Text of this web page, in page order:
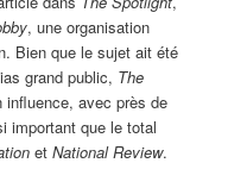
, une organisation
Bien que le sujet ait été
grand public, The
avec près de
important que le total
etNational Review.